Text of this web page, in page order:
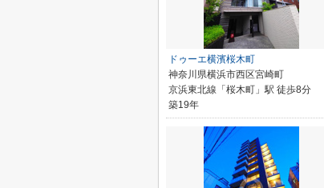
ドゥーエ横濱桜木町
神奈川県横浜市西区宮崎町
京浜東北線「桜木町」駅 徒歩8分
築19年